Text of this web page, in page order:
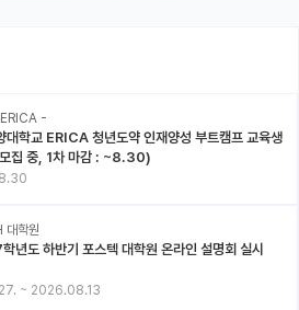
ERICA -
학교 ERICA 청년도약 인재양성 부트캠프 교육생
집 중, 1차 마감 : ~8.30)
대학원
도 하반기 포스텍 대학원 온라인 설명회 실시
~ 2026.08.13